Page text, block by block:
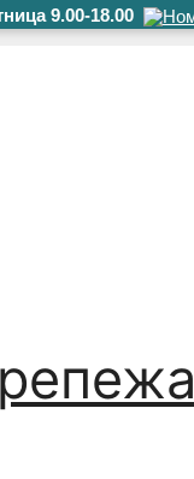
9.00-18.00